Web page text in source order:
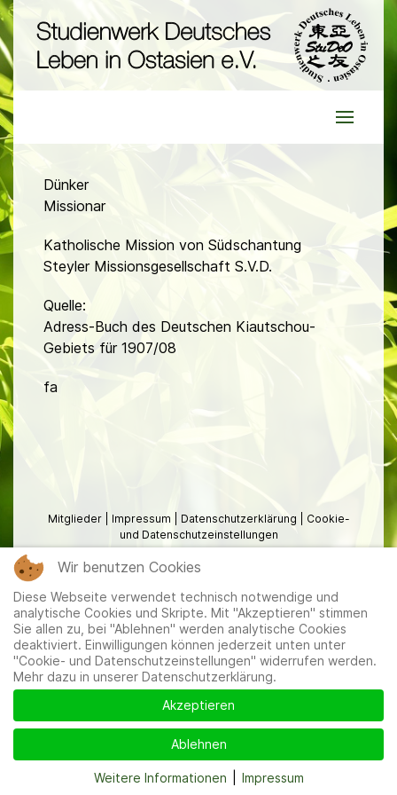
Dünker
Missionar
Katholische Mission von Südschantung
Steyler Missionsgesellschaft S.V.D.
Quelle:
Adress-Buch des Deutschen Kiautschou-
Gebiets für 1907/08
fa
Mitglieder Impressum Datenschutzerklärung
Cookie-
und Datenschutzeinstellungen
Wir benutzen Cookies
Diese Webseite verwendet technisch notwendige und
analytische Cookies und Skripte. Mit "Akzeptieren" stimmen
Sie allen zu, bei "Ablehnen" werden analytische Cookies
deaktiviert. Einwilligungen können jederzeit unten unter
"Cookie- und Datenschutzeinstellungen" widerrufen werden.
Mehr dazu in unserer Datenschutzerklärung.
Akzeptieren
Ablehnen
Weitere Informationen Impressum